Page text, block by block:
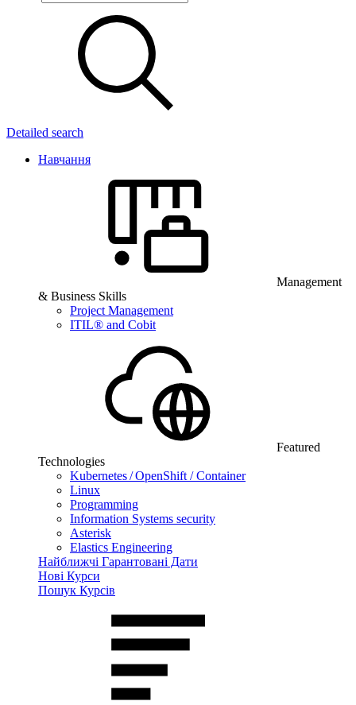
Detailed search
Навчання
Management
& Business Skills
Project Management
ITIL® and Cobit
Featured
Technologies
Kubernetes / OpenShift / Container
Linux
Programming
Information Systems security
Asterisk
Elastics Engineering
Найближчі Гарантовані Дати
Нові Курси
Пошук Курсів